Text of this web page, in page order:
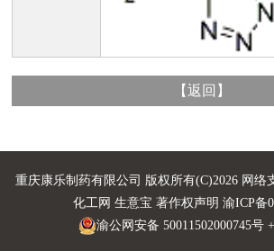
【返回 】
重庆康乐制药有限公司 版权所有(C)2026 网络
化工网 生意宝 著作权声明 渝ICP备
渝公网安备 50011502000745号